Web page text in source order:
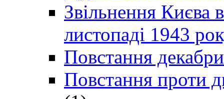
Звільнення Києва
листопаді 1943
Повстання
Повстання проти